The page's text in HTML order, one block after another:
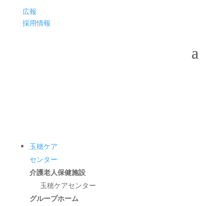
広報
採用情報
玉穂ケア
センター
介護老人保健施設
玉穂ケアセンター
グループホーム